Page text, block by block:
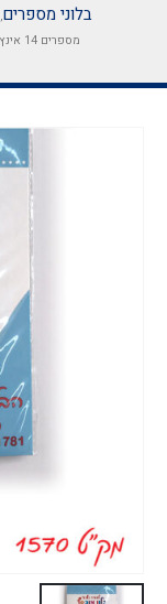
בלוני מספרים,
מספרים 14 אינץ' לאוויר בלבד! *מגיע בסיטונאות חבילה של 5 יח'*